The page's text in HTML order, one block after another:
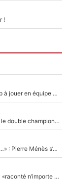
!
Un joueur snobé par Didier Deschamps à un gros coup à jouer en équipe de France : Zinedine Zidane a trouvé son numéro 9 ?
Le PSG veut s'offrir une pépite de 16 ans : Déterminé, le double champion d'Europe en titre est prêt à lâcher 40M€ pour celui que l'on compare déjà à Vinicius Jr !
«Un très mauvais choix pour le PSG, je n’en peux plus…» : Pierre Ménès s’est complètement trompé avec Luis Enrique et ces déclarations le prouvent !
«Je m’en veux terriblement» : Le jour où Daniel Riolo a «raconté n’importe quoi» dans l'After Foot !